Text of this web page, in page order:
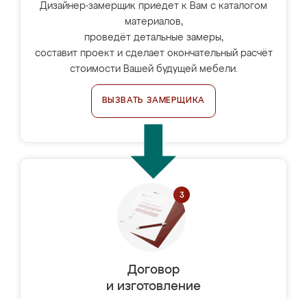
Дизайнер-замерщик приедет к Вам с каталогом
материалов,
проведёт детальные замеры,
составит проект и сделает окончательный расчёт
стоимости Вашей будущей мебели.
ВЫЗВАТЬ ЗАМЕРЩИКА
Договор
и изготовление